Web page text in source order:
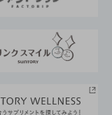
ィ経営